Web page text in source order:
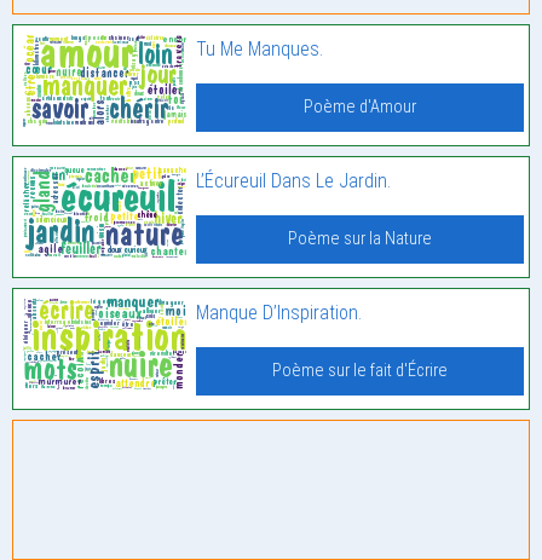
Tu Me Manques.
Poème d'Amour
L’Écureuil Dans Le Jardin.
Poème sur la Nature
Manque D’Inspiration.
Poème sur le fait d'Écrire